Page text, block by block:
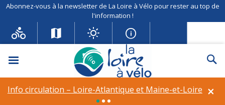
Abonnez-vous à la newsletter de La Loire à Vélo pour rester au top de
l'information !
Menu
×
Info circulation – Loire-Atlantique et Maine-et-Loire